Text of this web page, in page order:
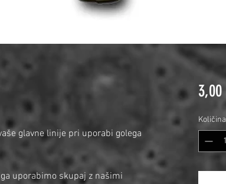
glavne linije pri uporabi golega
uporabimo skupaj z našimi
3,00
Količina